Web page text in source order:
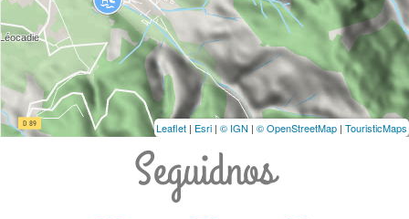
Leaflet | Esri | © IGN | © OpenStreetMap | TouristicMaps
Seguidnos